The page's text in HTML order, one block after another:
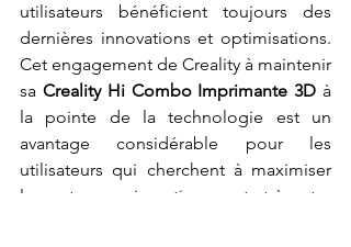
utilisateurs bénéficient toujours des
dernières innovations et optimisations.
Cet engagement de Creality à maintenir
sa Creality Hi Combo Imprimante 3D à
la pointe de la technologie est un
avantage considérable pour les
utilisateurs qui cherchent à maximiser
leur retour sur investissement et à rester